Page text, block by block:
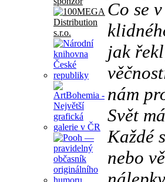
Co se
jak
nám
Svět
Každé
nebo